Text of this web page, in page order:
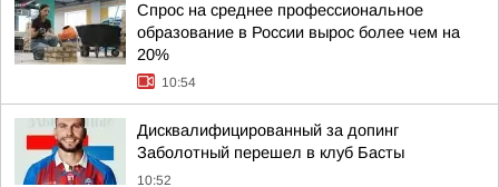
Спрос на среднее профессиональное
образование в России вырос более чем на
20%
10:54
Дисквалифицированный за допинг
Заболотный перешел в клуб Басты
10:52